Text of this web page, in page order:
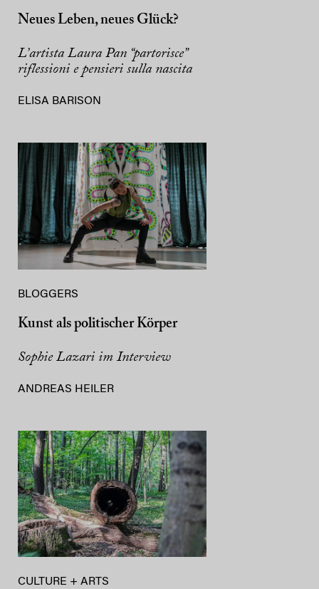
Neues Leben, neues Glück?
L’artista Laura Pan “partorisce”
riflessioni e pensieri sulla nascita
ELISA BARISON
BLOGGERS
Kunst als politischer Körper
Sophie Lazari im Interview
ANDREAS HEILER
CULTURE + ARTS